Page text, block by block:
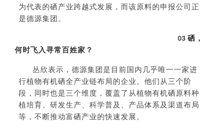
为代表的硒产业跨越式发展，而该原料的申报公司正
是德源集团。
03 硒，
何时飞入寻常百姓家？
丛欣表示，德源集团是目前国内几乎唯一一家进
行植物有机硒全产业链布局的企业。他们从三个阶
段，同时也是三个维度，覆盖了从植物有机硒原料种
植培育、研发生产、科学普及、产品体系及渠道布局
等，不断推动富硒产业的快速发展。